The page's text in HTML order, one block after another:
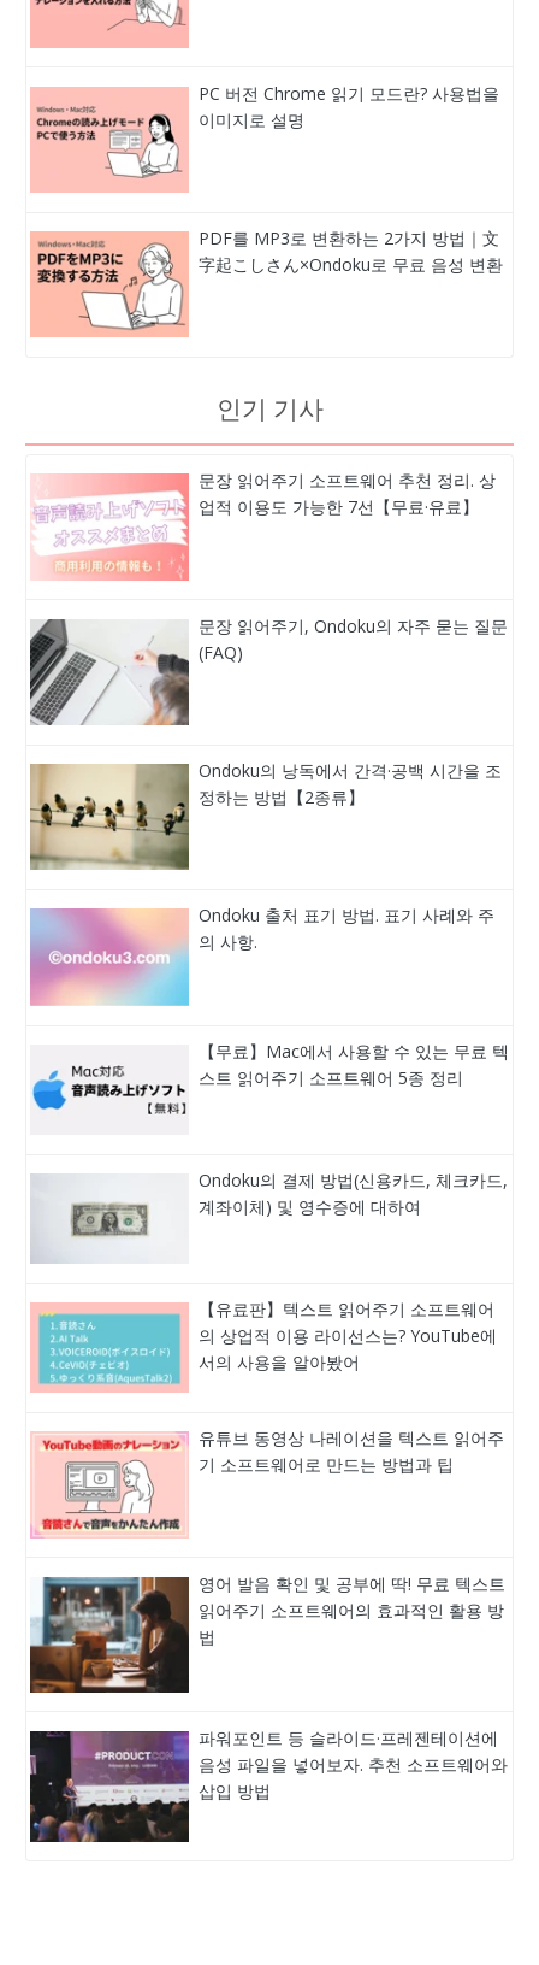
PC 버전 Chrome 읽기 모드란? 사용법을
이미지로 설명
PDF를 MP3로 변환하는 2가지 방법｜文
字起こしさん×Ondoku로 무료 음성 변환
인기 기사
문장 읽어주기 소프트웨어 추천 정리. 상
업적 이용도 가능한 7선【무료·유료】
문장 읽어주기, Ondoku의 자주 묻는 질문
(FAQ)
Ondoku의 낭독에서 간격·공백 시간을 조
정하는 방법【2종류】
Ondoku 출처 표기 방법. 표기 사례와 주
의 사항.
【무료】Mac에서 사용할 수 있는 무료 텍
스트 읽어주기 소프트웨어 5종 정리
Ondoku의 결제 방법(신용카드, 체크카드,
계좌이체) 및 영수증에 대하여
【유료판】텍스트 읽어주기 소프트웨어
의 상업적 이용 라이선스는? YouTube에
서의 사용을 알아봤어
유튜브 동영상 나레이션을 텍스트 읽어주
기 소프트웨어로 만드는 방법과 팁
영어 발음 확인 및 공부에 딱! 무료 텍스트
읽어주기 소프트웨어의 효과적인 활용 방
법
파워포인트 등 슬라이드·프레젠테이션에
음성 파일을 넣어보자. 추천 소프트웨어와
삽입 방법